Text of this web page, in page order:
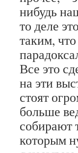
нибудь
то деле
таким,
Все это
на эти
стоят
больше
собирают
которым